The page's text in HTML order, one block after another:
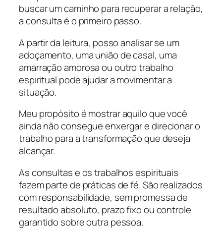
buscar um caminho para recuperar a relação,
a consulta é o primeiro passo.
A partir da leitura, posso analisar se um
adoçamento, uma união de casal, uma
amarração amorosa ou outro trabalho
espiritual pode ajudar a movimentar a
situação.
Meu propósito é mostrar aquilo que você
ainda não consegue enxergar e direcionar o
trabalho para a transformação que deseja
alcançar.
As consultas e os trabalhos espirituais
fazem parte de práticas de fé. São realizados
com responsabilidade, sem promessa de
resultado absoluto, prazo fixo ou controle
garantido sobre outra pessoa.